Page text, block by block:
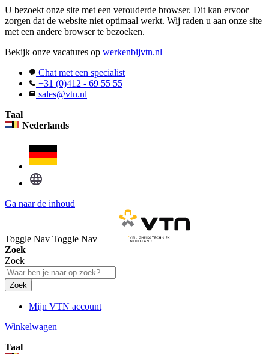
U bezoekt onze site met een verouderde browser. Dit kan ervoor
zorgen dat de website niet optimaal werkt. Wij raden u aan onze site
met een andere browser te bezoeken.
Bekijk onze vacatures op werkenbijvtn.nl
Chat met een specialist
+31 (0)412 - 69 55 55
sales@vtn.nl
Taal
Nederlands
Ga naar de inhoud
Toggle Nav Toggle Nav
Zoek
Zoek
Zoek
Mijn VTN account
Winkelwagen
Taal